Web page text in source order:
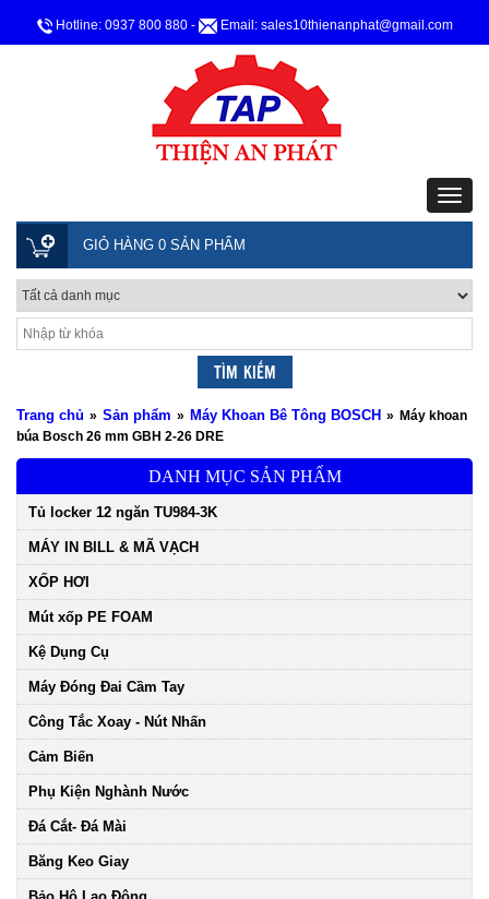
Hotline: 0937 800 880 - Email: sales10thienanphat@gmail.com
GIỎ HÀNG 0 SẢN PHẨM
Trang chủ » Sản phẩm » Máy Khoan Bê Tông BOSCH » Máy khoan
búa Bosch 26 mm GBH 2-26 DRE
DANH MỤC SẢN PHẨM
Tủ locker 12 ngăn TU984-3K
MÁY IN BILL & MÃ VẠCH
XỐP HƠI
Mút xốp PE FOAM
Kệ Dụng Cụ
Máy Đóng Đai Cầm Tay
Công Tắc Xoay - Nút Nhấn
Cảm Biến
Phụ Kiện Nghành Nước
Đá Cắt- Đá Mài
Băng Keo Giay